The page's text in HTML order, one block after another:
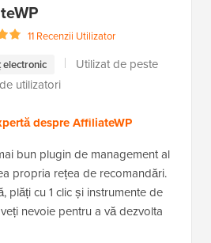
11 Recenzii Utilizator
Utilizat de peste
utilizatori
despre AffiliateWP
bun plugin de management al
propria rețea de recomandări.
plăți cu 1 clic și instrumente de
nevoie pentru a vă dezvolta